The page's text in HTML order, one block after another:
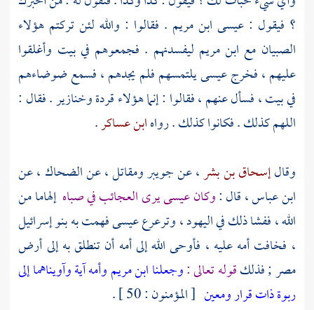
؟ فيقول :عيسى ابن مريم . فقالوا : والله لئن تركتم هؤلاء
الصبيان مع ابن مريم ليفسدنهم . فجمعوهم في بيت وأغلقوا
عليهم ، فخرجعيسىيلتمسهم فلم يجدهم ، فسمع ضوضاءهم
في بيت ، فسأل عنهم ، فقالوا : إنما هؤلاء قردة وخنازير . فقال :
اللهم كذلك . فكانوا كذلك . رواهابن عساكر.
وقالإسحاق بن بشر، عنجويبرومقاتل ،عنالضحاك ،عن
ابن عباس، قال :وكانعيسىيرى العجائب في صباه إلهاما من
الله ، ففشا ذلك فياليهود ،وترعرععيسىفهمت بهبنو إسرائيل
، فخافت أمه عليه ، فأوحى الله إلى أمه أن تنطلق به إلى أرض
مصر ;فذلكقوله تعالى :وجعلنا ابن مريم وأمه آية وآويناهما إلى
ربوة ذات قرار ومعين [ المؤمنون : 50 ] .